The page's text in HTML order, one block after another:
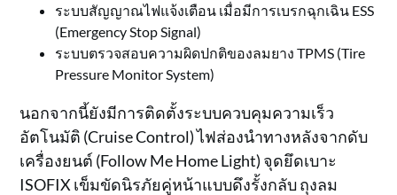
ระบบสัญญาณไฟแจ้งเตือน เมื่อมีการเบรกฉุกเฉิน ESS
(Emergency Stop Signal)
ระบบตรวจสอบความผิดปกติของลมยาง TPMS (Tire
Pressure Monitor System)
นอกจากนี้ยังมีการติดตั้งระบบควบคุมความเร็ว
อัตโนมัติ (Cruise Control) ไฟส่องนำทางหลังจากดับ
เครื่องยนต์ (Follow Me Home Light) จุดยึดเบาะ
ISOFIX เข็มขัดนิรภัยคู่หน้าแบบดึงรั้งกลับ ถุงลม